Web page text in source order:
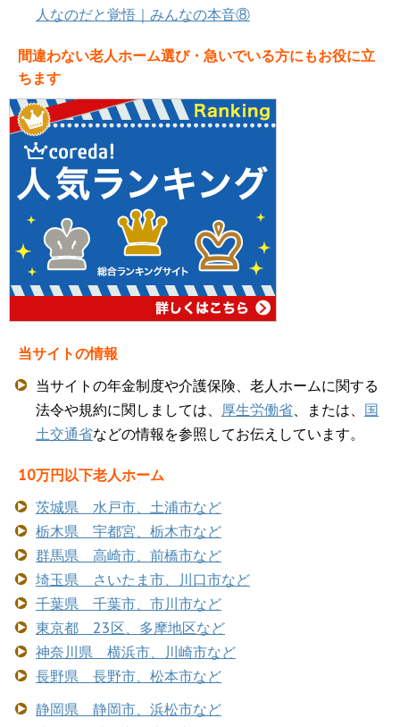
人なのだと覚悟｜みんなの本音⑧
間違わない老人ホーム選び・急いでいる方にもお役に立
ちます
当サイトの情報
当サイトの年金制度や介護保険、老人ホームに関する
法令や規約に関しましては、 厚生労働省 、または、 国
土交通省などの情報を参照してお伝えしています。
10万円以下老人ホーム
茨城県 水戸市、土浦市など
栃木県 宇都宮、栃木市など
群馬県 高崎市、前橋市など
埼玉県 さいたま市、川口市など
千葉県 千葉市、市川市など
東京都 23区、多摩地区など
神奈川県 横浜市、川崎市など
長野県 長野市、松本市など
静岡県 静岡市、浜松市など